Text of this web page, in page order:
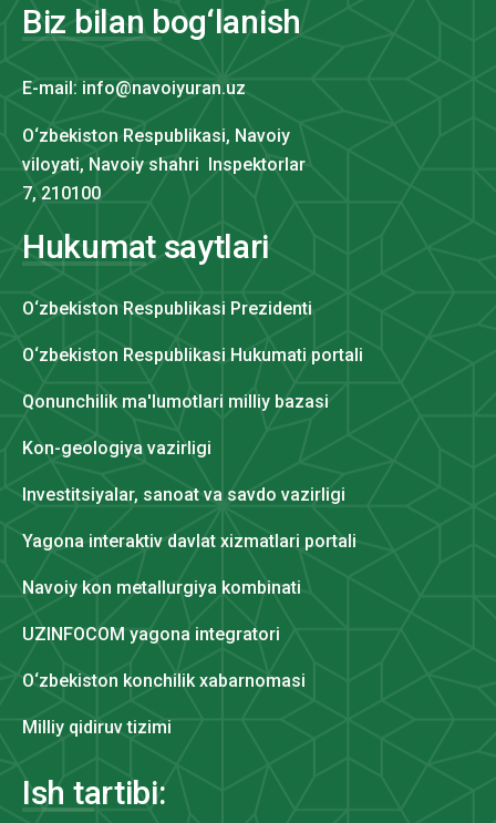
Biz bilan bog‘lanish
E-mail: info@navoiyuran.uz
O‘zbekiston Respublikasi, Navoiy
viloyati, Navoiy shahri Inspektorlar
7, 210100
Hukumat saytlari
O‘zbekiston Respublikasi Prezidenti
O‘zbekiston Respublikasi Hukumati portali
Qonunchilik ma'lumotlari milliy bazasi
Kon-geologiya vazirligi
Investitsiyalar, sanoat va savdo vazirligi
Yagona interaktiv davlat xizmatlari portali
Navoiy kon metallurgiya kombinati
UZINFOCOM yagona integratori
O‘zbekiston konchilik xabarnomasi
Milliy qidiruv tizimi
Ish tartibi: